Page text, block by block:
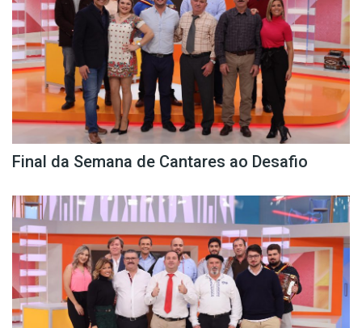
Final da Semana de Cantares ao Desafio